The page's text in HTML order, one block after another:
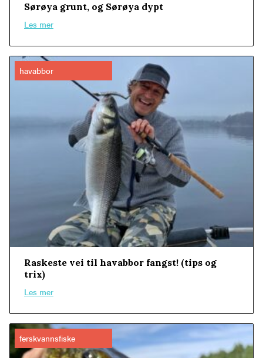
Sørøya grunt, og Sørøya dypt
Les mer
havabbor
Raskeste vei til havabbor fangst! (tips og
trix)
Les mer
ferskvannsfiske